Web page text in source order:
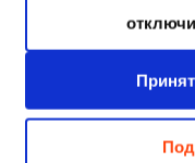
Загрузки